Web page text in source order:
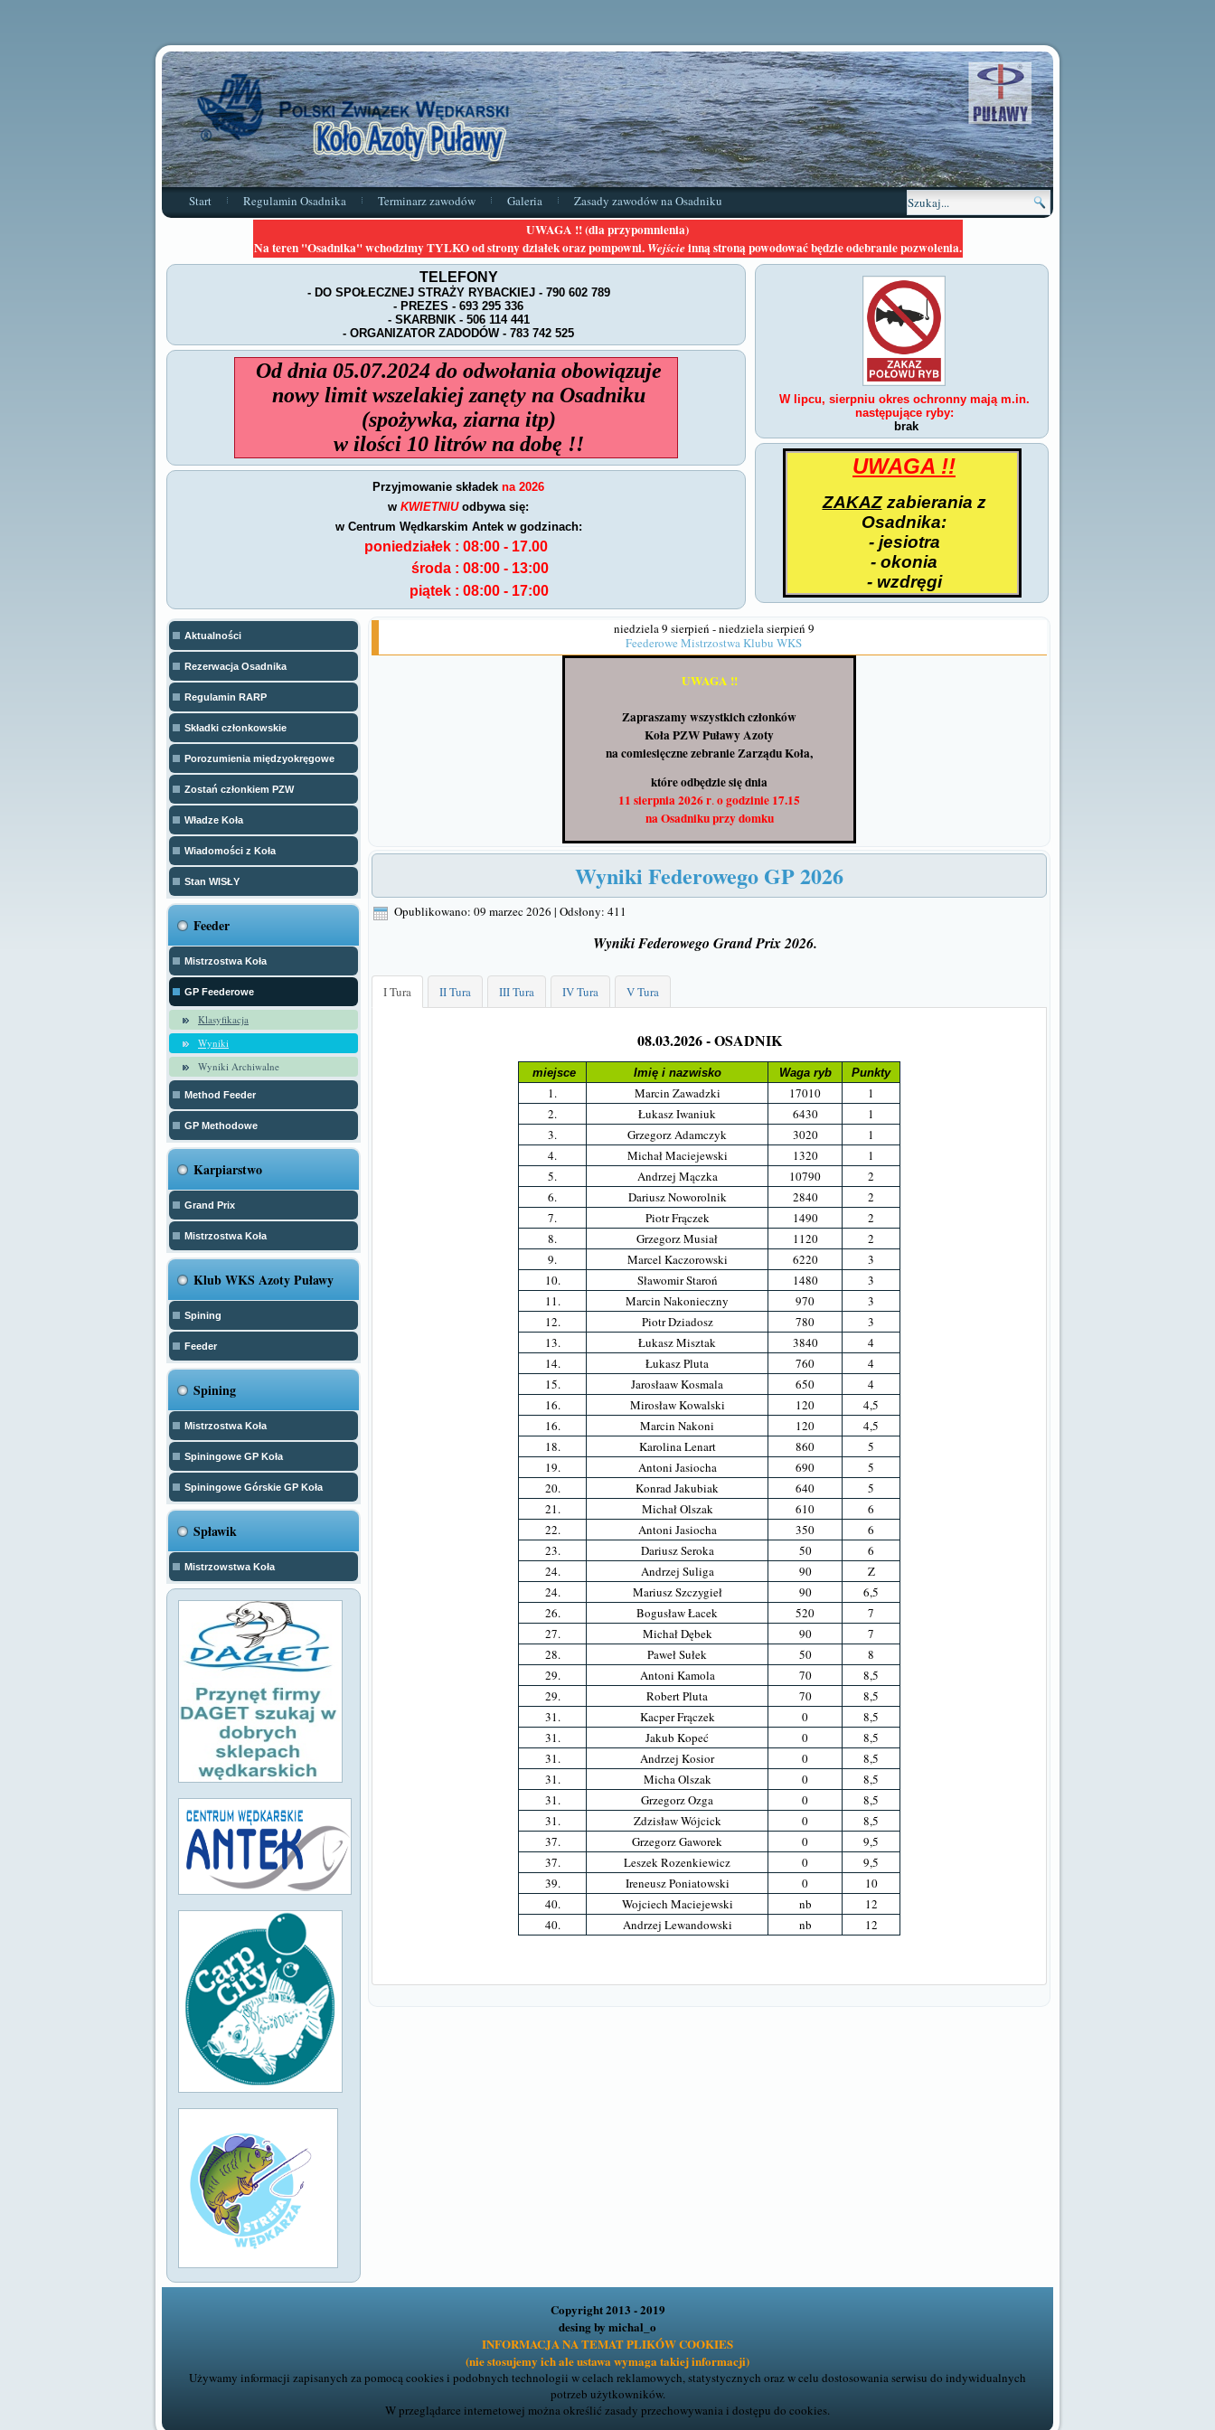
Start Regulamin Osadnika Terminarz zawodów Galeria Zasady zawodów na Osadniku
UWAGA !! (dla przypomnienia)
Na teren "Osadnika" wchodzimy TYLKO od strony działek oraz pompowni. Wejścieinną stroną powodować będzie odebranie pozwolenia.
TELEFONY
- DO SPOŁECZNEJ STRAŻY RYBACKIEJ - 790 602 789
- PREZES - 693 295 336
- SKARBNIK - 506 114 441
- ORGANIZATOR ZADODÓW - 783 742 525
Od dnia 05.07.2024 do odwołania obowiązuje
nowy limit wszelakiej zanęty na Osadniku
(spożywka, ziarna itp)
w ilości 10 litrów na dobę !!
Przyjmowanie składek na 2026
w KWIETNIUodbywa się:
w Centrum Wędkarskim Antek w godzinach:
poniedziałek : 08:00 - 17.00
środa : 08:00 - 13:00
piątek : 08:00 - 17:00
W lipcu, sierpniu okres ochronny mają m.in.
następujące ryby:
brak
UWAGA !!
ZAKAZzabierania z
Osadnika:
- jesiotra
- okonia
- wzdręgi
Aktualności
Rezerwacja Osadnika
Regulamin RARP
Składki członkowskie
Porozumienia międzyokręgowe
Zostań członkiem PZW
Władze Koła
Wiadomości z Koła
Stan WISŁY
Feeder
Mistrzostwa Koła
GP Feederowe
Klasyfikacja
Wyniki
Wyniki Archiwalne
Method Feeder
GP Methodowe
Karpiarstwo
Grand Prix
Mistrzostwa Koła
Klub WKS Azoty Puławy
Spining
Feeder
Spining
Mistrzostwa Koła
Spiningowe GP Koła
Spiningowe Górskie GP Koła
Spławik
Mistrzowstwa Koła
niedziela 9 sierpień - niedziela sierpień 9
Feederowe Mistrzostwa Klubu WKS
UWAGA !!
Zapraszamy wszystkich członków
Koła PZW Puławy Azoty
na comiesięczne zebranie Zarządu Koła,
które odbędzie się dnia
11 sierpnia 2026 r.o godzinie 17.15
na Osadnikuprzy domku
Wyniki Federowego GP 2026
Opublikowano: 09 marzec 2026 | Odsłony: 411
Wyniki Federowego Grand Prix 2026.
I Tura II Tura III Tura IV Tura V Tura
08.03.2026 - OSADNIK
miejsce Imię i nazwisko Waga ryb Punkty
1. Marcin Zawadzki 17010
1
2.
Łukasz Iwaniuk 6430
1
3.
Grzegorz Adamczyk 3020
1
4.
Michał Maciejewski 1320
1
5.
Andrzej Mączka 10790
2
6.
Dariusz Noworolnik 2840
2
7.
Piotr Frączek 1490
2
8.
Grzegorz Musiał 1120
2
9.
Marcel Kaczorowski 6220
3
10.
Sławomir Staroń 1480
3
11.
Marcin Nakonieczny 970
3
12.
Piotr Dziadosz 780
3
13.
Łukasz Misztak 3840
4
14.
Łukasz Pluta 760
4
15.
Jarosłaaw Kosmala 650
4
16.
Mirosław Kowalski 120
4,5
16.
Marcin Nakoni 120
4,5
18.
Karolina Lenart 860
5
19.
Antoni Jasiocha 690
5
20.
Konrad Jakubiak 640
5
21.
Michał Olszak 610
6
22.
Antoni Jasiocha 350
6
23.
Dariusz Seroka 50
6
24.
Andrzej Suliga 90
Z
24.
Mariusz Szczygieł 90
6,5
26.
Bogusław Łacek 520
7
27.
Michał Dębek 90
7
28.
Paweł Sułek 50
8
29.
Antoni Kamola 70
8,5
29.
Robert Pluta 70
8,5
31.
Kacper Frączek 0
8,5
31.
Jakub Kopeć 0
8,5
31.
Andrzej Kosior 0
8,5
31.
Micha Olszak 0
8,5
31.
Grzegorz Ozga 0
8,5
31.
Zdzisław Wójcick 0
8,5
37.
Grzegorz Gaworek 0
9,5
37.
Leszek Rozenkiewicz 0
9,5
39.
Ireneusz Poniatowski 0
10
40.
Wojciech Maciejewski nb
12
40.
Andrzej Lewandowski nb 12
Copyright 2013 - 2019
desing by michal_o
INFORMACJA NA TEMAT PLIKÓW COOKIES
(nie stosujemy ich ale ustawa wymaga takiej informacji)
Używamy informacji zapisanych za pomocą cookies i podobnych technologii w celach reklamowych, statystycznych oraz w celu dostosowania serwisu do indywidualnych
potrzeb użytkowników.
W przeglądarce internetowej można określić zasady przechowywania i dostępu do cookies.